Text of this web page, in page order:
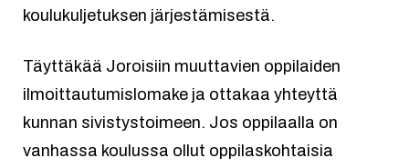
koulukuljetuksen järjestämisestä.
Täyttäkää Joroisiin muuttavien oppilaiden
ilmoittautumislomake ja ottakaa yhteyttä
kunnan sivistystoimeen. Jos oppilaalla on
vanhassa koulussa ollut oppilaskohtaisia